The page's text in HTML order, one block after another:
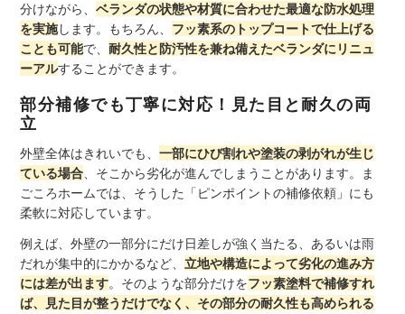
分けながら、ベランダの状態や材質に合わせた最適な防水処理
を実施します。もちろん、 フッ素系のトップコートで仕上げる
ことも可能で、耐久性と防汚性を兼ね備えたベランダにリニュ
ーアルすることができます。
部分補修でも丁寧に対応！見た目と耐久の両
立
外壁全体はきれいでも、一部にひび割れや塗装の剥がれが生じ
ている場合 、そこから劣化が進んでしまうことがあります。ま
ごころホームでは、そうした「ピンポイントの補修依頼」にも
柔軟に対応しています。
例えば、外壁の一部分にだけ日差しが強く当たる、あるいは雨
だれが集中的にかかるなど、立地や構造によって劣化の進み方
には差が出ます。そのような部分だけをフッ素塗料で補修すれ
ば、見た目が整うだけでなく、その部分の耐久性も高められる